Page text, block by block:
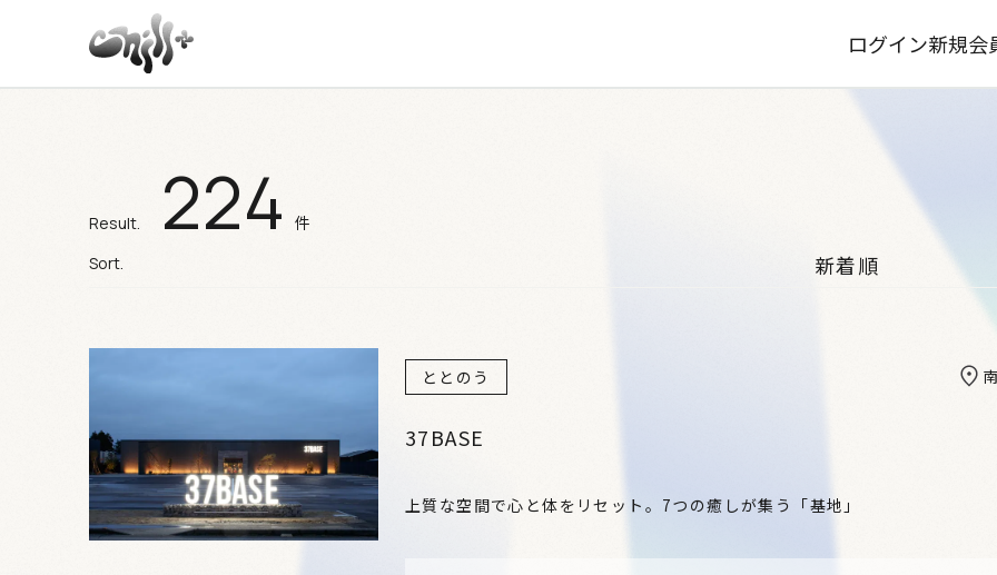
ログイン新規会
施設検索結果
Result. 224 件
Sort.
ととのう
37BASE
上質な空間で心と体をリセット。7つの癒しが集う「基地」